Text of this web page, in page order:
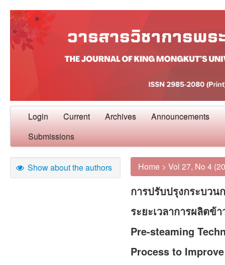
Login Current Archives Announcements
Submissions
Show about the authors Home > Vol 27, No 4
การปรับปรุงกระบวน
ระยะเวลาการผลิตข้
Pre-steaming
Process to